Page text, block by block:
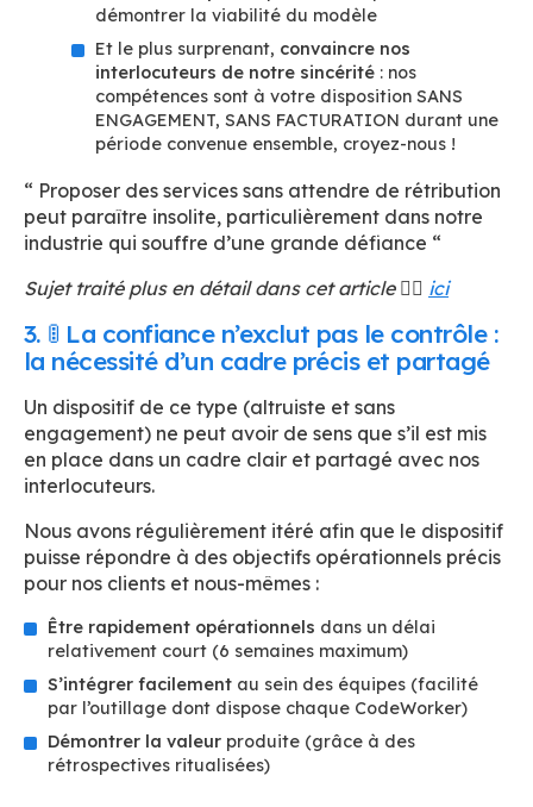
démontrer la viabilité du modèle
Et le plus surprenant, convaincre nos
interlocuteurs de notre sincérité : nos
compétences sont à votre disposition SANS
ENGAGEMENT, SANS FACTURATION durant une
période convenue ensemble, croyez-nous !
“ Proposer des services sans attendre de rétribution
peut paraître insolite, particulièrement dans notre
industrie qui souffre d’une grande défiance “
Sujet traité plus en détail dans cet article 👉🏻 ici
3. 🚦 La confiance n’exclut pas le contrôle :
la nécessité d’un cadre précis et partagé
Un dispositif de ce type (altruiste et sans
engagement) ne peut avoir de sens que s’il est mis
en place dans un cadre clair et partagé avec nos
interlocuteurs.
Nous avons régulièrement itéré afin que le dispositif
puisse répondre à des objectifs opérationnels précis
pour nos clients et nous-mêmes :
Être rapidement opérationnels dans un délai
relativement court (6 semaines maximum)
S’intégrer facilement au sein des équipes (facilité
par l’outillage dont dispose chaque CodeWorker)
Démontrer la valeur produite (grâce à des
rétrospectives ritualisées)